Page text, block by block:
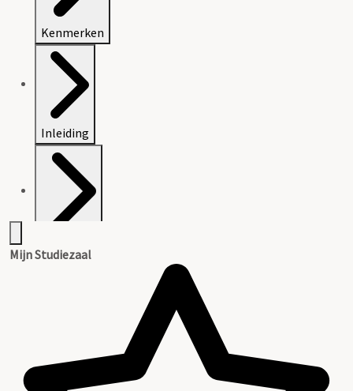
Kenmerken
Inleiding
Mijn Studiezaal